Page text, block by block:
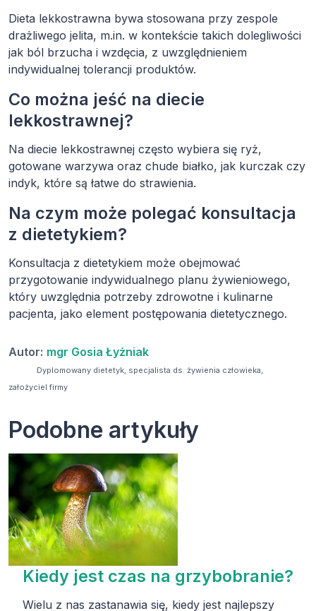
Dieta lekkostrawna bywa stosowana przy zespole
drażliwego jelita, m.in. w kontekście takich dolegliwości
jak ból brzucha i wzdęcia, z uwzględnieniem
indywidualnej tolerancji produktów.
Co można jeść na diecie
lekkostrawnej?
Na diecie lekkostrawnej często wybiera się ryż,
gotowane warzywa oraz chude białko, jak kurczak czy
indyk, które są łatwe do strawienia.
Na czym może polegać konsultacja
z dietetykiem?
Konsultacja z dietetykiem może obejmować
przygotowanie indywidualnego planu żywieniowego,
który uwzględnia potrzeby zdrowotne i kulinarne
pacjenta, jako element postępowania dietetycznego.
Autor: mgr Gosia Łyżniak
Dyplomowany dietetyk, specjalista ds. żywienia człowieka,
założyciel firmy
Podobne artykuły
Kiedy jest czas na grzybobranie?
Wielu z nas zastanawia się, kiedy jest najlepszy